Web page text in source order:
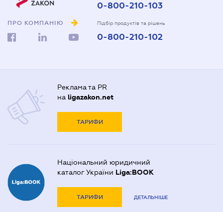
ПРО КОМПАНІЮ
0-800-210-103
Підбір продуктів та рішень
0-800-210-102
Реклама та PR
на ligazakon.net
ТАРИФИ
Національний юридичний
каталог України Liga:BOOK
ТАРИФИ ДЕТАЛЬНІШЕ